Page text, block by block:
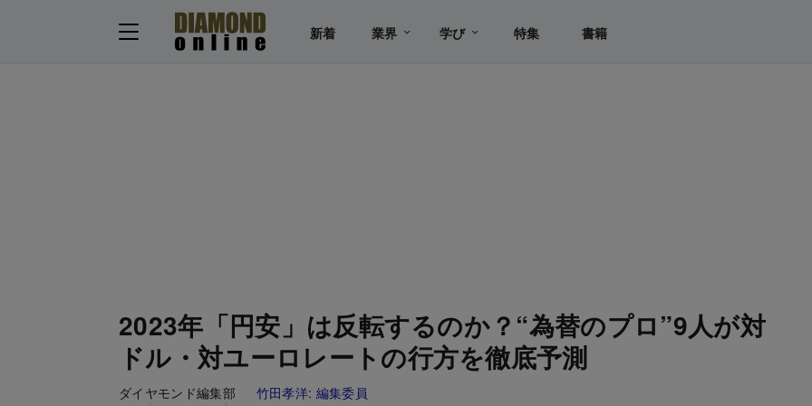
新着 業界 学び 特集 書籍
2023年「円安」は反転するのか？“為替のプロ”9人が対
ドル・対ユーロレートの行方を徹底予測
ダイヤモンド編集部 竹田孝洋: 編集委員